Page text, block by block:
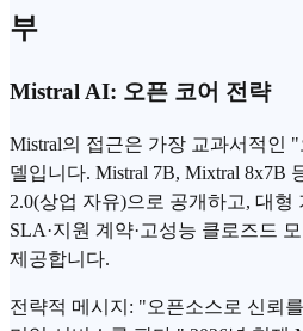
부
Mistral AI: 오픈 코어 전략
Mistral의 접근은 가장 교과서적인 "
델입니다. Mistral 7B, Mixtral 8x7B
2.0(상업 자유)으로 공개하고, 대형
SLA·지원 계약·고성능 클로즈드
제공합니다.
전략적 메시지: "오픈소스로 신뢰